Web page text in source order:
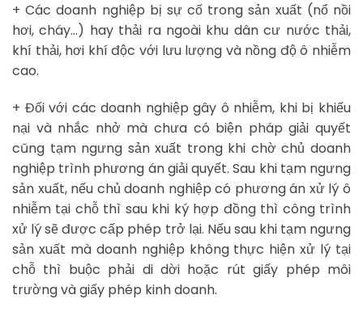
+ Các doanh nghiệp bị sự cố trong sản xuất (nổ nồi
hơi, cháy…) hay thải ra ngoài khu dân cư nước thải,
khí thải, hơi khí độc với lưu lượng và nồng độ ô nhiễm
cao.
+ Đối với các doanh nghiệp gây ô nhiễm, khi bị khiếu
nại và nhắc nhở mà chưa có biện pháp giải quyết
cũng tạm ngưng sản xuất trong khi chờ chủ doanh
nghiệp trình phương án giải quyết. Sau khi tạm ngưng
sản xuất, nếu chủ doanh nghiệp có phương án xử lý ô
nhiễm tại chỗ thì sau khi ký hợp đồng thì công trình
xử lý sẽ được cấp phép trở lại. Nếu sau khi tạm ngưng
sản xuất mà doanh nghiệp không thực hiện xử lý tại
chỗ thì buộc phải di dời hoặc rút giấy phép môi
trường và giấy phép kinh doanh.